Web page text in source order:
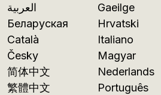
العربية
Беларуская
Català
Česky
简体中文
繁體中文
Gaeilge
Hrvatski
Italiano
Magyar
Nederlands
Português